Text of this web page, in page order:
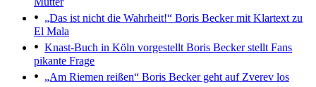
„Das ist nicht die Wahrheit!“ Boris Becker mit Klartext zu
El Mala
Knast-Buch in Köln vorgestellt Boris Becker stellt Fans
pikante Frage
„Am Riemen reißen“ Boris Becker geht auf Zverev los